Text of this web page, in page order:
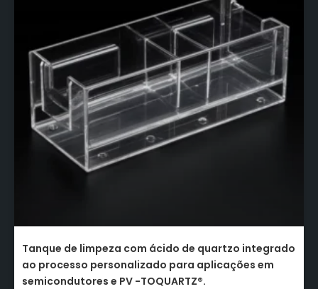
Tanque de limpeza com ácido de quartzo integrado
ao processo personalizado para aplicações em
semicondutores e PV -TOQUARTZ®.